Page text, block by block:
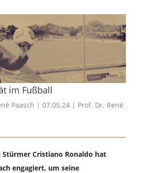
im Fußball
Paasch | 07.05.24| Prof. Dr. René
Stürmer Cristiano Ronaldo hat
engagiert, um seine